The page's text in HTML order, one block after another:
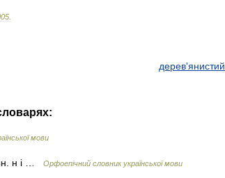
дерев'янистий
мови
н і … Орфоепічний словник української мови